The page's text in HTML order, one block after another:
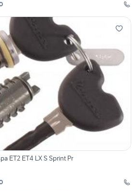
ET2 ET4 LX S Sprint Pr